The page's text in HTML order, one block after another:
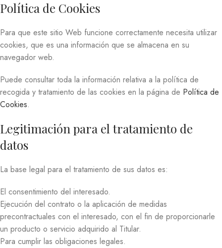
Política de Cookies
Para que este sitio Web funcione correctamente necesita utilizar
cookies, que es una información que se almacena en su
navegador web.
Puede consultar toda la información relativa a la política de
recogida y tratamiento de las cookies en la página de Política de
Cookies.
Legitimación para el tratamiento de
datos
La base legal para el tratamiento de sus datos es:
El consentimiento del interesado.
Ejecución del contrato o la aplicación de medidas
precontractuales con el interesado, con el fin de proporcionarle
un producto o servicio adquirido al Titular.
Para cumplir las obligaciones legales.